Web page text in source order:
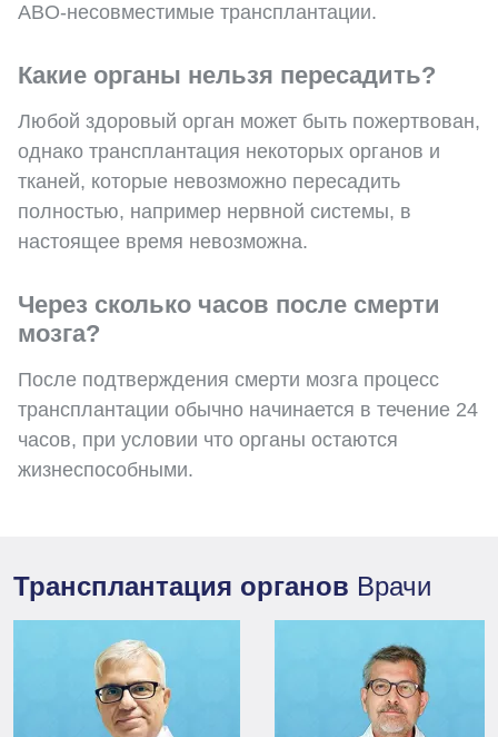
ABO-несовместимые трансплантации.
Какие органы нельзя пересадить?
Любой здоровый орган может быть пожертвован,
однако трансплантация некоторых органов и
тканей, которые невозможно пересадить
полностью, например нервной системы, в
настоящее время невозможна.
Через сколько часов после смерти
мозга?
После подтверждения смерти мозга процесс
трансплантации обычно начинается в течение 24
часов, при условии что органы остаются
жизнеспособными.
Трансплантация органов Врачи